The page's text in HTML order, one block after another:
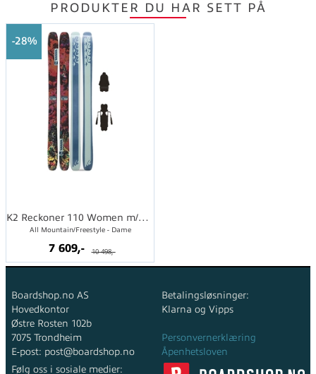
PRODUKTER DU HAR SETT PÅ
28%
K2 Reckoner 110 Women m/binding
All Mountain/Freestyle - Dame
7 609,- 10 498,-
Boardshop.no AS
Hovedkontor
Østre Rosten 102b
7075 Trondheim
E-post: post@boardshop.no
Betalingsløsninger:
Klarna og Vipps
Personvernerklæring
Åpenhetsloven
Følg oss i sosiale medier: